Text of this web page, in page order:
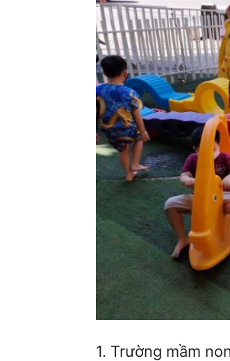
1. Trường mầm